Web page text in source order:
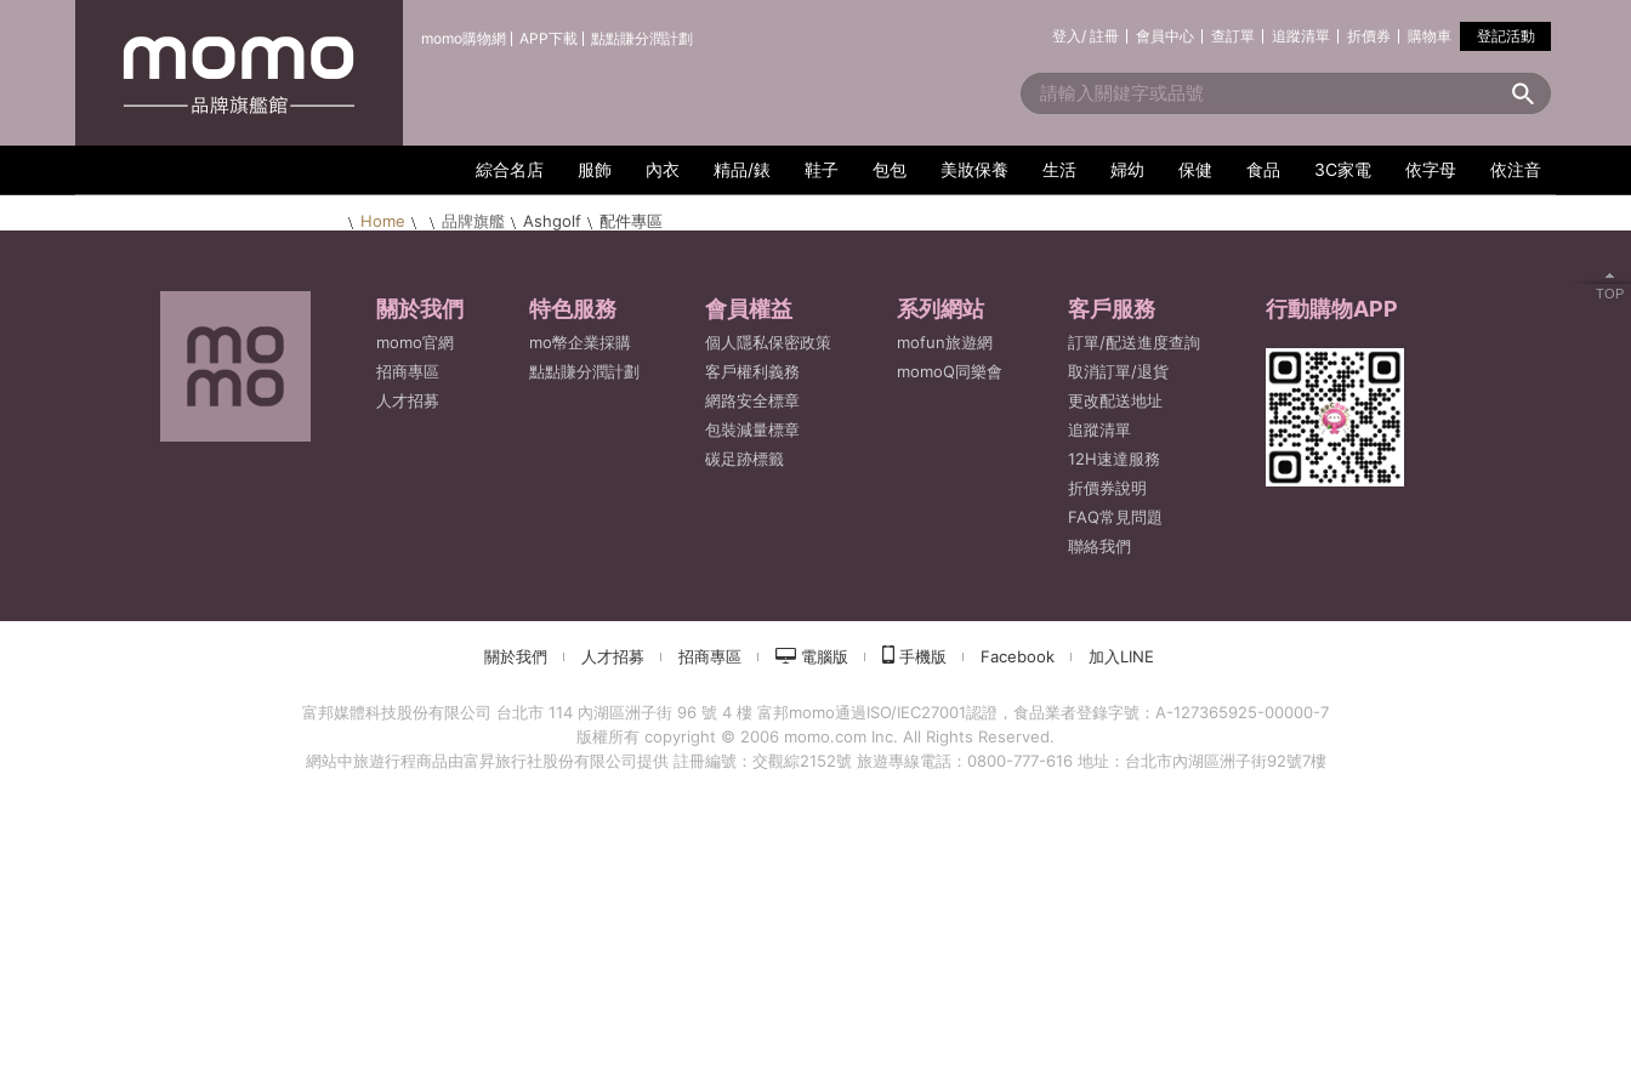
momo購物網 APP下載 點點賺分潤計劃 登記活動
登入/ 註冊 會員中心 查訂單 追蹤清單 折價券 購物車
綜合名店 服飾 內衣 精品/錶 鞋子 包包 美妝保養 生活 婦幼 保健 食品 3C家電 依字母 依注音
Home 品牌旗艦 Ashgolf 配件專區
TOP
關於我們
momo官網
招商專區
人才招募
特色服務
mo幣企業採購
點點賺分潤計劃
會員權益
個人隱私保密政策
客戶權利義務
網路安全標章
包裝減量標章
碳足跡標籤
系列網站
mofun旅遊網
momoQ同樂會
客戶服務
訂單/配送進度查詢
取消訂單/退貨
更改配送地址
追蹤清單
12H速達服務
折價券說明
FAQ常見問題
聯絡我們
行動購物APP
關於我們 人才招募 招商專區 電腦版 手機版 Facebook 加入LINE
富邦媒體科技股份有限公司 台北市 114 內湖區洲子街 96 號 4 樓 富邦momo通過ISO/IEC27001認證，食品業者登錄字號：A-127365925-00000-7
版權所有 copyright © 2006 momo.com Inc. All Rights Reserved.
網站中旅遊行程商品由富昇旅行社股份有限公司提供 註冊編號：交觀綜2152號 旅遊專線電話：0800-777-616 地址：台北市內湖區洲子街92號7樓